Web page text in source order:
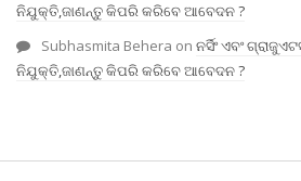
ନିଯୁକ୍ତି,ଜାଣନ୍ତୁ କିପରି କରିବେ ଆବେଦନ ?
Subhasmita Behera on ନର୍ସିଂ ଏବଂ
ନିଯୁକ୍ତି,ଜାଣନ୍ତୁ କିପରି କରିବେ ଆବେଦନ ?